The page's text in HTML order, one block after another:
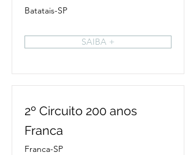
Batatais-SP
SAIBA +
2º Circuito 200 anos
Franca
Franca-SP